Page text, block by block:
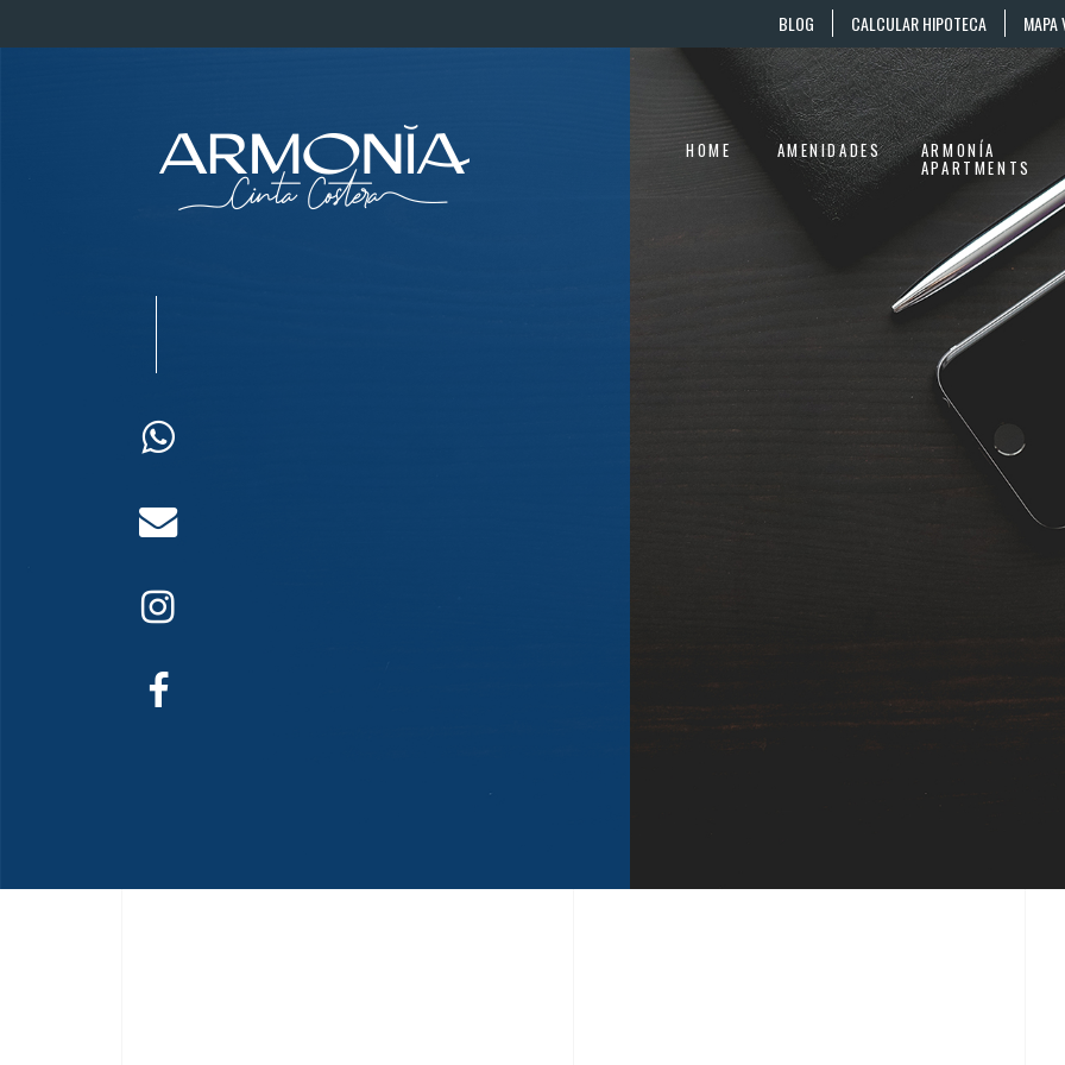
MAPA
CALCULAR HIPOTECA
BLOG
HOME AMENIDADES ARMONÍA
APARTMENTS